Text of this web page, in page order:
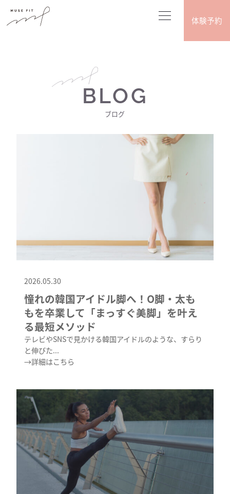
体験予約
BLOG
ブログ
2026.05.30
憧れの韓国アイドル脚へ！O脚・太も
もを卒業して「まっすぐ美脚」を叶え
る最短メソッド
テレビやSNSで見かける韓国アイドルのような、すらり
と伸びた...
→詳細はこちら